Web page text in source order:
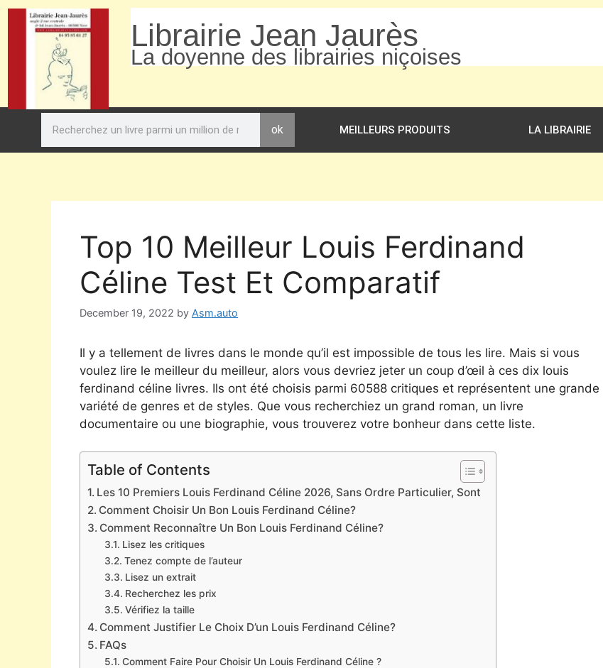
Librairie Jean Jaurès
La doyenne des librairies niçoises
ok MEILLEURS PRODUITS LA LIBRAIRIE
Top 10 Meilleur Louis Ferdinand
Céline Test Et Comparatif
December 19, 2022 by Asm.auto
Il y a tellement de livres dans le monde qu’il est impossible de tous les lire. Mais si vous
voulez lire le meilleur du meilleur, alors vous devriez jeter un coup d’œil à ces dix louis
ferdinand céline livres. Ils ont été choisis parmi 60588 critiques et représentent une grande
variété de genres et de styles. Que vous recherchiez un grand roman, un livre
documentaire ou une biographie, vous trouverez votre bonheur dans cette liste.
Table of Contents
Les 10 Premiers Louis Ferdinand Céline 2026, Sans Ordre Particulier, Sont
Comment Choisir Un Bon Louis Ferdinand Céline?
Comment Reconnaître Un Bon Louis Ferdinand Céline?
Lisez les critiques
Tenez compte de l’auteur
Lisez un extrait
Recherchez les prix
Vérifiez la taille
Comment Justifier Le Choix D’un Louis Ferdinand Céline?
FAQs
Comment Faire Pour Choisir Un Louis Ferdinand Céline ?